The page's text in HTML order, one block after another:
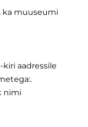
ka muuseumi
aadressile
nimi